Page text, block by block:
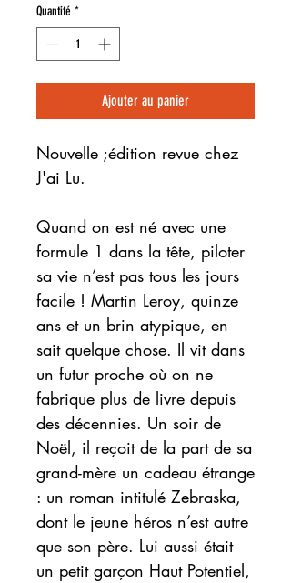
Quantité *
Ajouter au panier
Nouvelle ;édition revue chez
J'ai Lu.
Quand on est né avec une
formule 1 dans la tête, piloter
sa vie n’est pas tous les jours
facile ! Martin Leroy, quinze
ans et un brin atypique, en
sait quelque chose. Il vit dans
un futur proche où on ne
fabrique plus de livre depuis
des décennies. Un soir de
Noël, il reçoit de la part de sa
grand-mère un cadeau étrange
: un roman intitulé Zebraska,
dont le jeune héros n’est autre
que son père. Lui aussi était
un petit garçon Haut Potentiel,